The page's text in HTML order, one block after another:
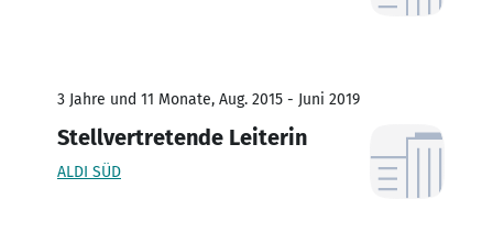
3 Jahre und 11 Monate, Aug. 2015 - Juni 2019
Stellvertretende Leiterin
ALDI SÜD